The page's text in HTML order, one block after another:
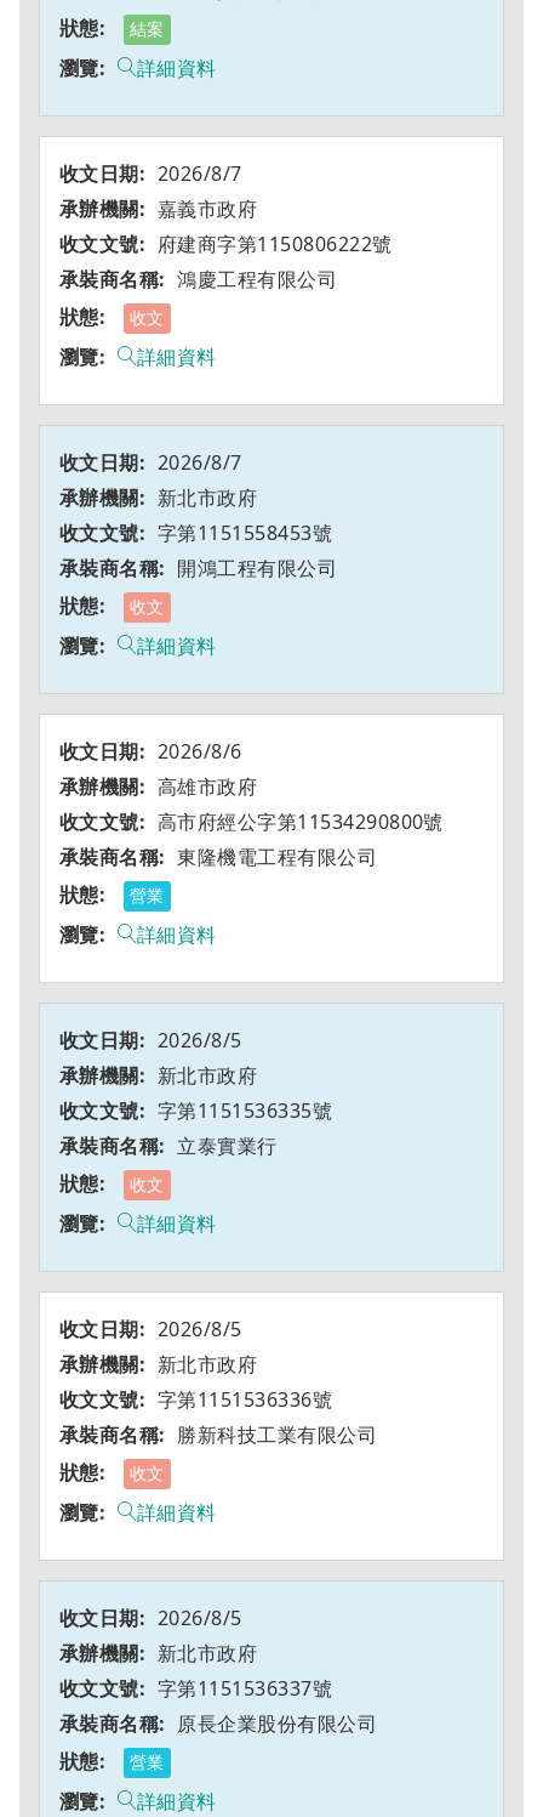
結案
詳細資料
2026/8/7
嘉義市政府
府建商字第1150806222號
鴻慶工程有限公司
收文
詳細資料
2026/8/7
新北市政府
字第1151558453號
開鴻工程有限公司
收文
詳細資料
2026/8/6
高雄市政府
高市府經公字第11534290800號
東隆機電工程有限公司
營業
詳細資料
2026/8/5
新北市政府
字第1151536335號
立泰實業行
收文
詳細資料
2026/8/5
新北市政府
字第1151536336號
勝新科技工業有限公司
收文
詳細資料
2026/8/5
新北市政府
字第1151536337號
原長企業股份有限公司
營業
詳細資料